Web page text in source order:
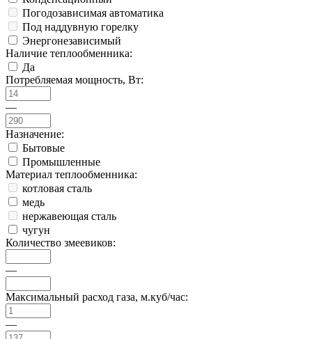
Погодозависимая автоматика
Под наддувную горелку
Энергонезависимый
Наличие теплообменника:
Да
Потребляемая мощность, Вт:
—
Назначение:
Бытовые
Промышленные
Материал теплообменника:
котловая сталь
медь
нержавеющая сталь
чугун
Количество змеевиков:
—
Максимальный расход газа, м.куб/час:
—